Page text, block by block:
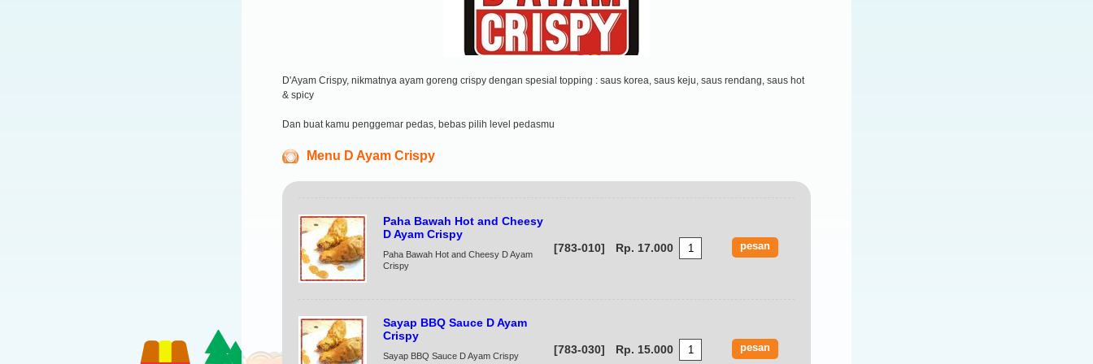
D'Ayam Crispy, nikmatnya ayam goreng crispy dengan spesial topping : saus korea, saus keju, saus rendang, saus hot
& spicy
Dan buat kamu penggemar pedas, bebas pilih level pedasmu
Menu D Ayam Crispy
Paha Bawah Hot and Cheesy
D Ayam Crispy
Paha Bawah Hot and Cheesy D Ayam
Crispy
[783-010] Rp. 17.000
Sayap BBQ Sauce D Ayam
Crispy
Sayap BBQ Sauce D Ayam Crispy [783-030] Rp. 15.000